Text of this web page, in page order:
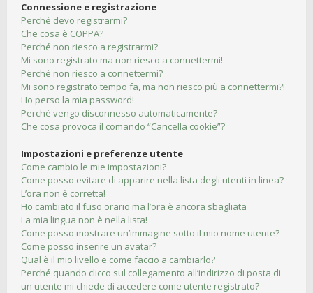
Connessione e registrazione
Perché devo registrarmi?
Che cosa è COPPA?
Perché non riesco a registrarmi?
Mi sono registrato ma non riesco a connettermi!
Perché non riesco a connettermi?
Mi sono registrato tempo fa, ma non riesco più a connettermi?!
Ho perso la mia password!
Perché vengo disconnesso automaticamente?
Che cosa provoca il comando “Cancella cookie”?
Impostazioni e preferenze utente
Come cambio le mie impostazioni?
Come posso evitare di apparire nella lista degli utenti in linea?
L’ora non è corretta!
Ho cambiato il fuso orario ma l’ora è ancora sbagliata
La mia lingua non è nella lista!
Come posso mostrare un’immagine sotto il mio nome utente?
Come posso inserire un avatar?
Qual è il mio livello e come faccio a cambiarlo?
Perché quando clicco sul collegamento all’indirizzo di posta di
un utente mi chiede di accedere come utente registrato?